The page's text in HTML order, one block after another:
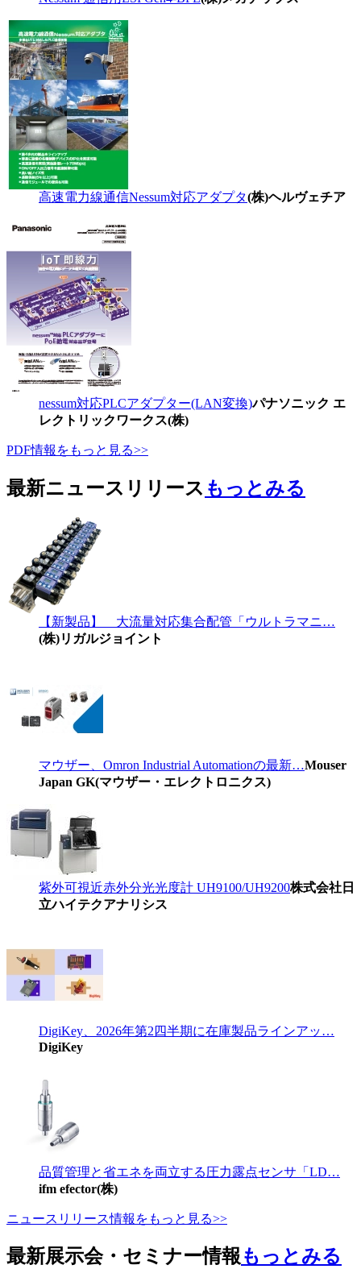
高速電力線通信Nessum対応アダプタ(株)ヘルヴェチア
nessum対応PLCアダプター(LAN変換)パナソニック エ
レクトリックワークス(株)
PDF情報をもっと見る>>
最新ニュースリリース もっとみる
【新製品】 大流量対応集合配管「ウルトラマニ…
(株)リガルジョイント
マウザー、Omron Industrial Automationの最新…Mouser
Japan GK(マウザー・エレクトロニクス)
紫外可視近赤外分光光度計 UH9100/UH9200株式会社日
立ハイテクアナリシス
DigiKey、2026年第2四半期に在庫製品ラインアッ…
DigiKey
品質管理と省エネを両立する圧力露点センサ「LD…
ifm efector(株)
ニュースリリース情報をもっと見る>>
最新展示会・セミナー情報もっとみる